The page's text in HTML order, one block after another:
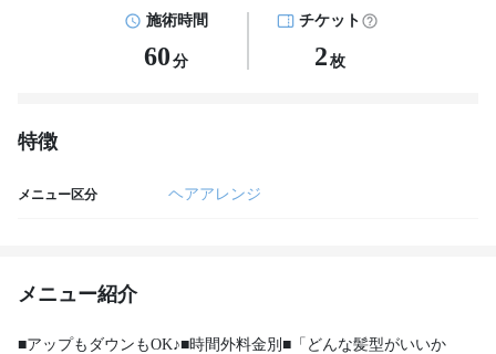
施術時間
60 分
チケット
2 枚
特徴
メニュー区分 ヘアアレンジ
メニュー紹介
■アップもダウンもOK♪■時間外料金別■「どんな髪型がいいか